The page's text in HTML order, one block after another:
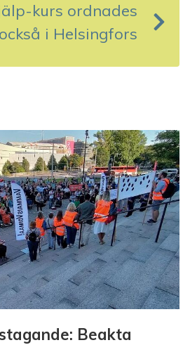
kurs ordnades
också i Helsingfors
Beakta